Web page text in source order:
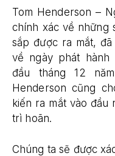
Tom Henderson –
chính xác về những
sắp được ra mắt,
về ngày phát hành
đầu tháng 12
Henderson cũng
kiến ra mắt vào
trì hoãn.
Chúng ta sẽ được